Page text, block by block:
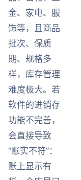
金、家电、服
饰等，且商品
批次、保质
期、规格多
样，库存管理
难度极大。若
软件的进销存
功能不完善，
会直接导致
“账实不符”：
账上显示有